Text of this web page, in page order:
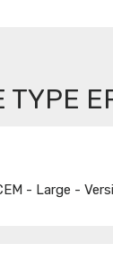
TYPE
- Large -